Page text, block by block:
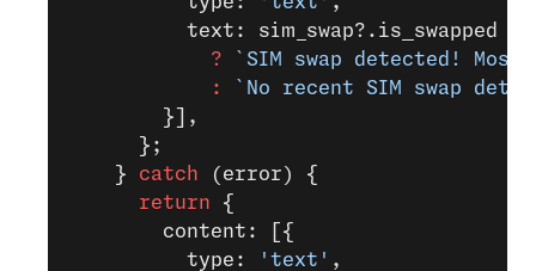
          text: sim_swap?.is_swapped
            ?
`SIM swap detected!
            :
`No recent SIM swap
        }],
      };
    }
catch (error) {
      return
{
        content: [{
          type:
'text' ,